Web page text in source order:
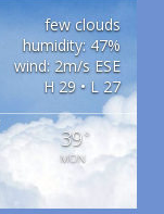
few clouds
humidity: 47%
wind: 2m/s ESE
H 29 • L 27
39°
MON